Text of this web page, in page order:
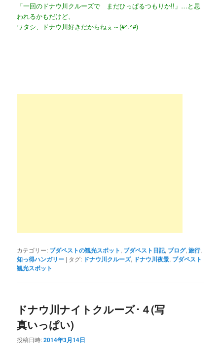
「一回のドナウ川クルーズで まだひっぱるつもりか!!」…と思
われるかもだけど、
ワタシ、ドナウ川好きだからねぇ～(#^.^#)
カテゴリー: ブダペストの観光スポット, ブダペスト日記, ブログ,旅行,
知っ得ハンガリー | タグ: ドナウ川クルーズ, ドナウ川夜景, ブダペスト
観光スポット
ドナウ川ナイトクルーズ･４(写
真いっぱい)
投稿日時:2014年3月14日